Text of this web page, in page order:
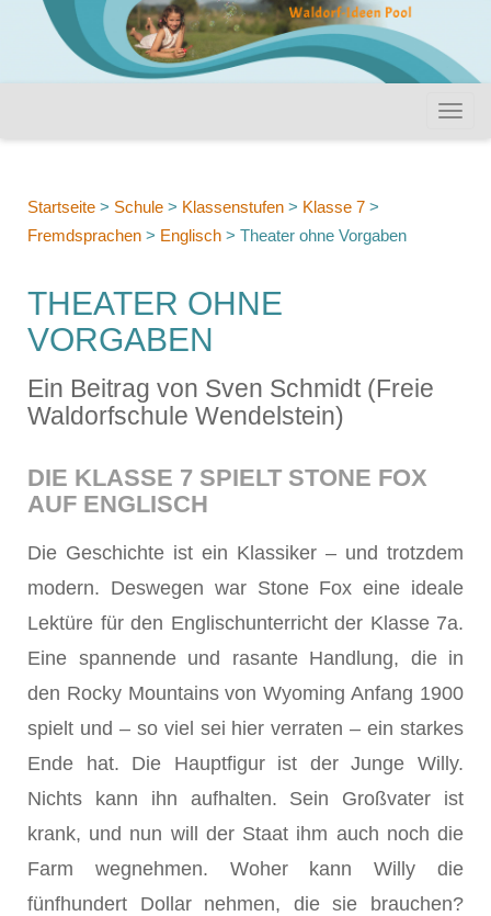
Startseite > Schule > Klassenstufen > Klasse 7 >
Fremdsprachen > Englisch > Theater ohne Vorgaben
THEATER OHNE
VORGABEN
Ein Beitrag von Sven Schmidt (Freie
Waldorfschule Wendelstein)
DIE KLASSE 7 SPIELT STONE FOX
AUF ENGLISCH
Die Geschichte ist ein Klassiker – und trotzdem
modern. Deswegen war Stone Fox eine ideale
Lektüre für den Englischunterricht der Klasse 7a.
Eine spannende und rasante Handlung, die in
den Rocky Mountains von Wyoming Anfang 1900
spielt und – so viel sei hier verraten – ein starkes
Ende hat. Die Hauptfigur ist der Junge Willy.
Nichts kann ihn aufhalten. Sein Großvater ist
krank, und nun will der Staat ihm auch noch die
Farm wegnehmen. Woher kann Willy die
fünfhundert Dollar nehmen, die sie brauchen?